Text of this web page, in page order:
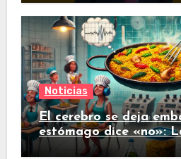
Noticias
El cerebro se deja
estómago dice «no»:
procesada no tiene